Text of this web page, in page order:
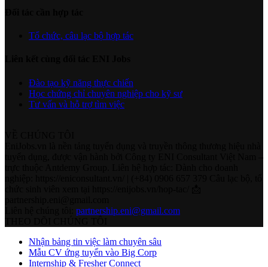
Tổ chức, câu lạc bộ hợp tác
Đào tạo kỹ năng thực chiến
Học chứng chỉ chuyên nghiệp cho kỹ sư
Tư vấn và hỗ trợ tìm việc
partnership.eni@gmail.com
Nhận bảng tin việc làm chuyên sâu
Mẫu CV ứng tuyển vào Big Corp
Internship & Fresher Connect